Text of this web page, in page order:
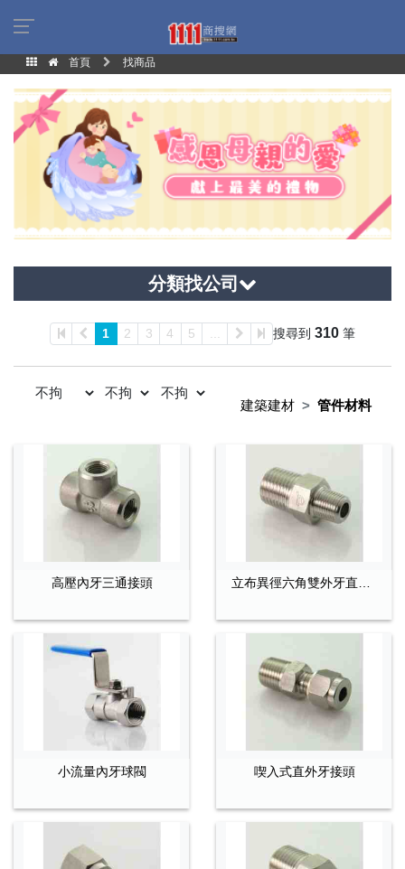
首頁 找商品
分類找公司
1 2 3 4 5 搜尋到 310 筆
建築建材 管件材料
高壓內牙三通接頭
小流量內牙球閥 喫入式直外牙接頭